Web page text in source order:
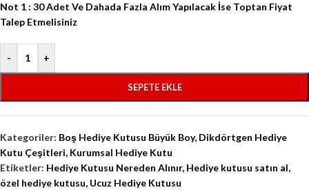
Not 1 : 30 Adet Ve Dahada Fazla Alım Yapılacak İse Toptan Fiyat
Talep Etmelisiniz
- +
SEPETE EKLE
Kategoriler: Boş Hediye Kutusu Büyük Boy, Dikdörtgen Hediye
Kutu Çeşitleri, Kurumsal Hediye Kutu
Etiketler: Hediye Kutusu Nereden Alınır, Hediye kutusu satın al,
özel hediye kutusu, Ucuz Hediye Kutusu